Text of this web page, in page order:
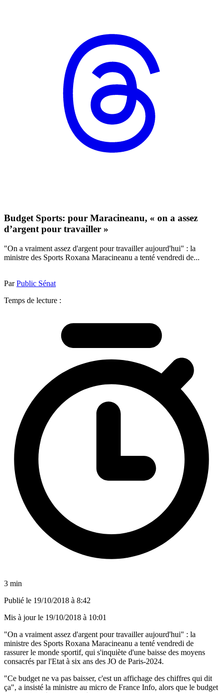
Budget Sports: pour Maracineanu, « on a assez
d’argent pour travailler »
"On a vraiment assez d'argent pour travailler aujourd'hui" : la
ministre des Sports Roxana Maracineanu a tenté vendredi de...
ParPublic Sénat
Temps de lecture :
3 min
Publié le 19/10/2018 à 8:42
Mis à jour le 19/10/2018 à 10:01
"On a vraiment assez d'argent pour travailler aujourd'hui" : la
ministre des Sports Roxana Maracineanu a tenté vendredi de
rassurer le monde sportif, qui s'inquiète d'une baisse des moyens
consacrés par l'Etat à six ans des JO de Paris-2024.
"Ce budget ne va pas baisser, c'est un affichage des chiffres qui dit
ça", a insisté la ministre au micro de France Info, alors que le budget